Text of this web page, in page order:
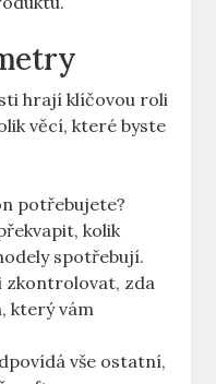
⁤hrají klíčovou roli
věcí, které byste
potřebujete?
kolik
spotřebují.
zkontrolovat, zda
který vám
vše ostatní,